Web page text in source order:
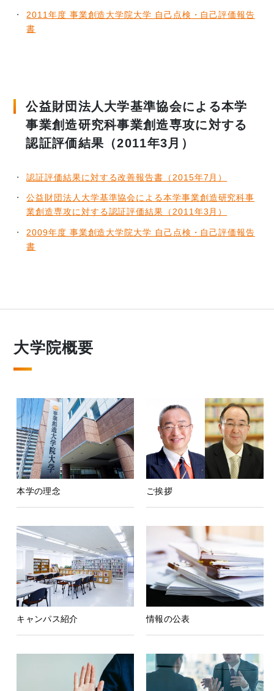
2011年度 事業創造大学院大学 自己点検・自己評価報告
書
公益財団法人大学基準協会による本学
事業創造研究科事業創造専攻に対する
認証評価結果（2011年3月）
認証評価結果に対する改善報告書（2015年7月）
公益財団法人大学基準協会による本学事業創造研究科事
業創造専攻に対する認証評価結果（2011年3月）
2009年度 事業創造大学院大学 自己点検・自己評価報告
書
大学院概要
本学の理念 ご挨拶
キャンパス紹介 情報の公表